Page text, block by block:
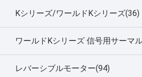
Kシリーズ/ワールドKシリーズ(36)
ワールドKシリーズ 信号用サーマ
レバーシブルモーター(94)